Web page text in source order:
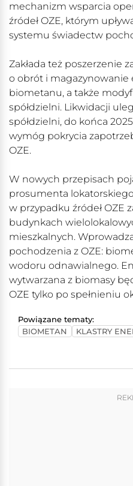
mechanizm wsparcia
źródeł OZE, którym
systemu świadectw
Zakłada też poszerzenie
o obrót i magazynowanie
biometanu, a także
spółdzielni. Likwidacji
spółdzielni, do końca
wymóg pokrycia
OZE.
W nowych przepisach
prosumenta
w przypadku źródeł OZE
budynkach
mieszkalnych.
pochodzenia z OZE:
wodoru odnawialnego.
wytwarzana z biomasy
OZE tylko po spełnieniu
Powiązane tematy:
BIOMETAN
KLASTRY